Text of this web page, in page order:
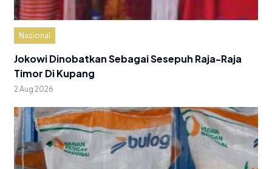
Nasional
Jokowi Dinobatkan Sebagai Sesepuh Raja-Raja
Timor Di Kupang
2 Aug 2026